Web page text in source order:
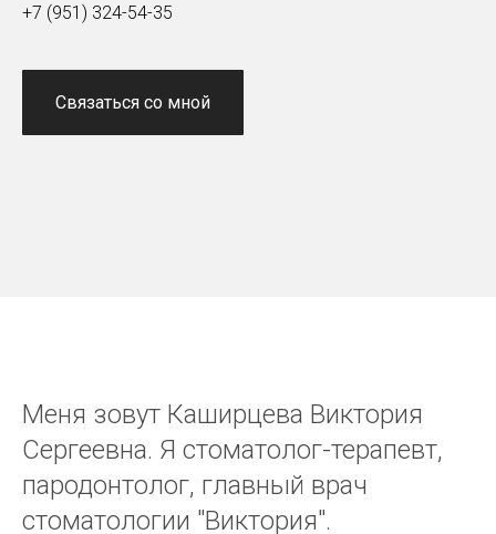
+7 (951) 324-54-35
Связаться со мной
Меня зовут Каширцева Виктория
Сергеевна. Я стоматолог-терапевт,
пародонтолог, главный врач
стоматологии "Виктория".